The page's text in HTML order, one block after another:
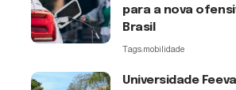
para a nova
Brasil
Tags:mobilidade
Universidade